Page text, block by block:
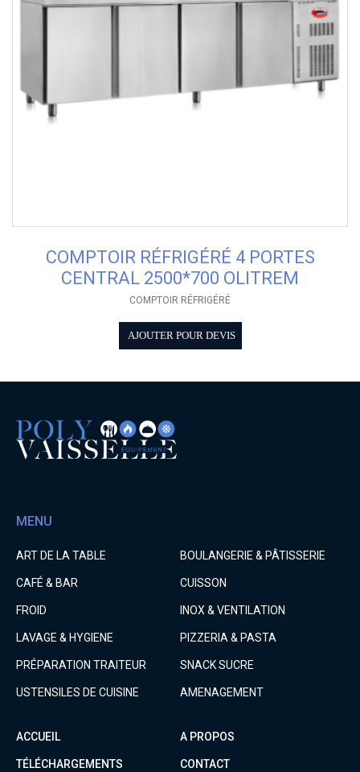
COMPTOIR RÉFRIGÉRÉ 4 PORTES
CENTRAL 2500*700 OLITREM
COMPTOIR RÉFRIGÉRÉ
AJOUTER POUR DEVIS
MENU
ART DE LA TABLE BOULANGERIE & PÂTISSERIE
CAFÉ & BAR CUISSON
FROID INOX & VENTILATION
LAVAGE & HYGIENE PIZZERIA & PASTA
PRÉPARATION TRAITEUR SNACK SUCRE
USTENSILES DE CUISINE AMENAGEMENT
ACCUEIL A PROPOS
TÉLÉCHARGEMENTS CONTACT